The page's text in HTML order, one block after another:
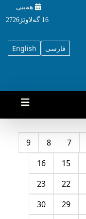
هه‌ینی
16 گه‌لاوێژ2726
English فارسی
7
8
9
15
16
22
23
29
30